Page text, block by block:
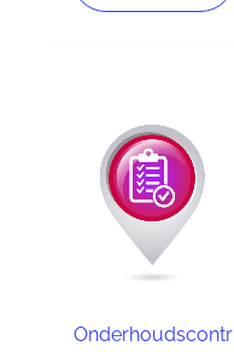
Onderhoudscontr